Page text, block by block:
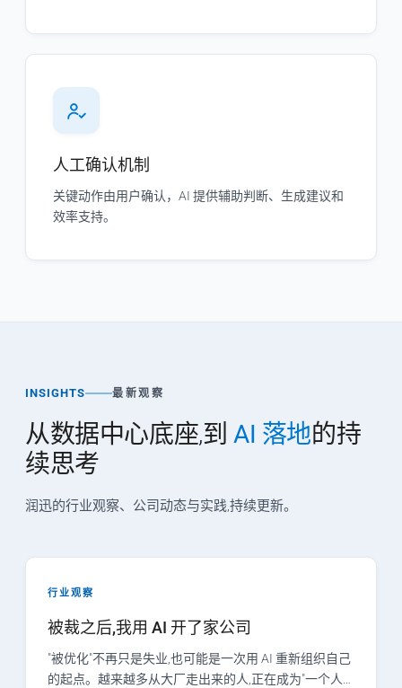
人工确认机制
关键动作由用户确认，AI 提供辅助判断、生成建议和
效率支持。
INSIGHTS 最新观察
从数据中心底座,到AI 落地的持
续思考
润迅的行业观察、公司动态与实践,持续更新。
行业观察
被裁之后,我用 AI 开了家公司
"被优化"不再只是失业,也可能是一次用 AI 重新组织自己
的起点。越来越多从大厂走出来的人,正在成为"一个人…